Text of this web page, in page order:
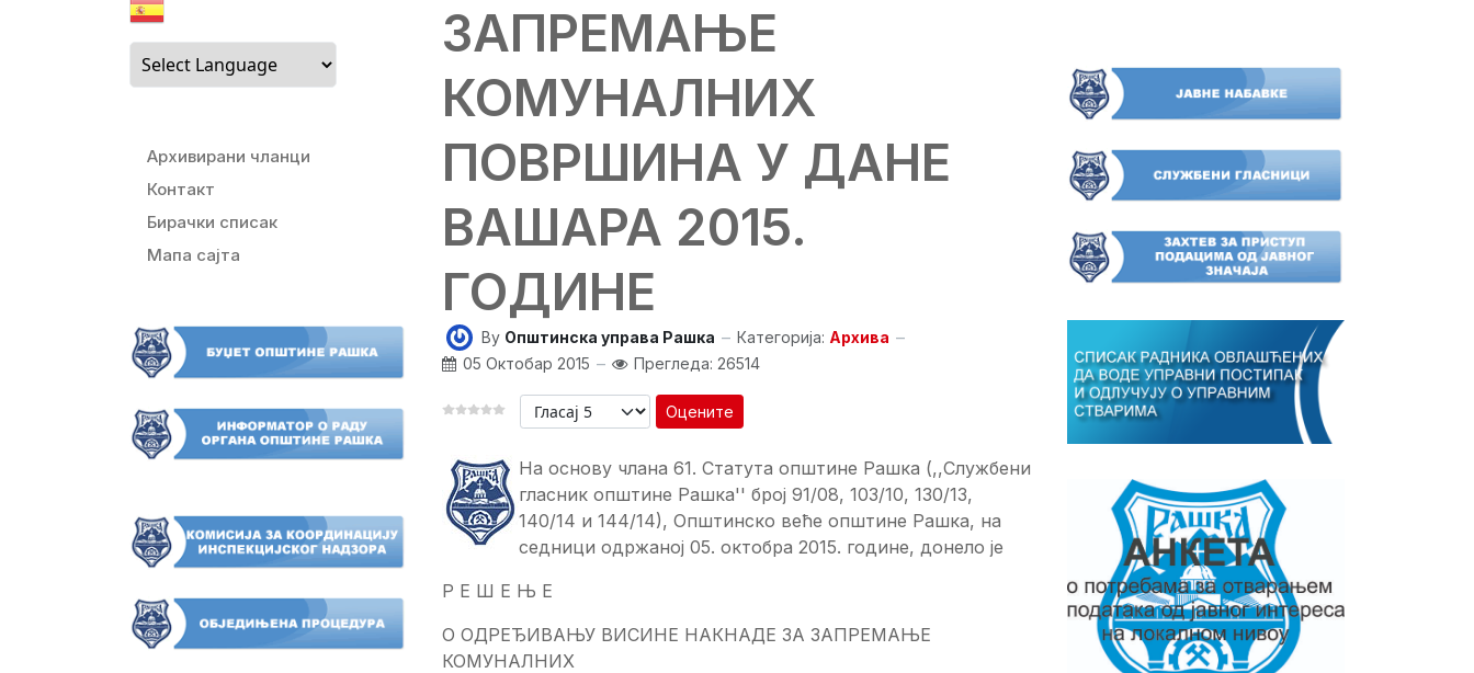
ЗАПРЕМАЊЕ
КОМУНАЛНИХ
ПОВРШИНА У ДАНЕ
ВАШАРА 2015.
ГОДИНЕ
By Општинска управа Рашка Категорија: Архива
05 Октобар 2015
Прегледа: 26514
Оцените
На основу члана 61. Статута општине Рашка (,,Службени
гласник општине Рашка'' број 91/08, 103/10, 130/13,
140/14 и 144/14), Општинско веће општине Рашка, на
седници одржаној 05. октобра 2015. године, донело je
Р Е Ш Е Њ Е
О ОДРЕЂИВАЊУ ВИСИНЕ НАКНАДЕ ЗА ЗАПРЕМАЊЕ
КОМУНАЛНИХ
Архивирани чланци
Контакт
Бирачки списак
Мапа сајта